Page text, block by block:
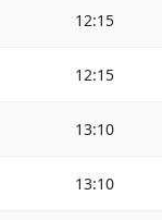
12:15
12:15
13:10
13:10